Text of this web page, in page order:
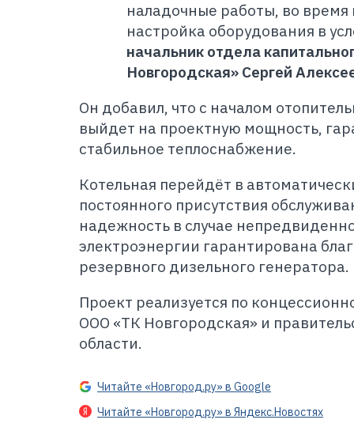
наладочные работы, во
настройка оборудования в
начальник отдела
Новгородская» Сергей
Он добавил, что с началом
выйдет на проектную мощность,
стабильное теплоснабжение.
Котельная перейдёт в
постоянного присутствия
надежность в случае
электроэнергии гарантирована
резервного дизельного генератора.
Проект реализуется по
ООО «ТК Новгородская» и
области.
Читайте «Новгород.ру» в Google
Читайте «Новгород.ру» в Яндекс.Новостях